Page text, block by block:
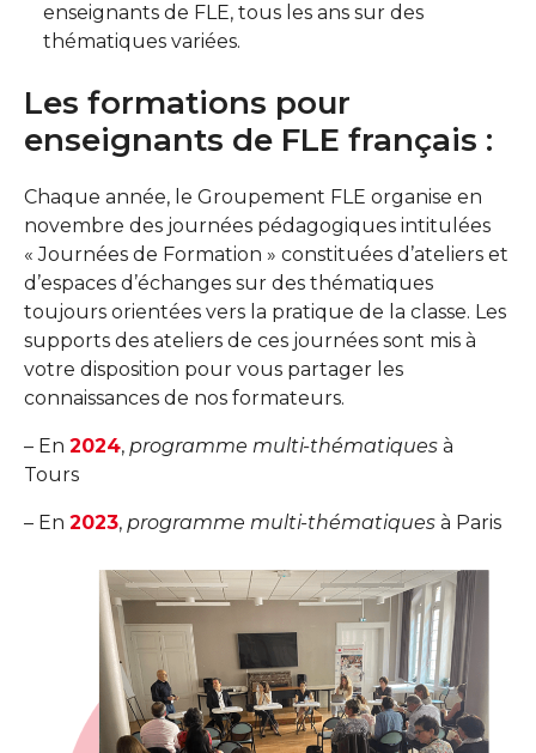
enseignants de FLE, tous les ans sur des
thématiques variées.
Les formations pour
enseignants de FLE français :
Chaque année, le Groupement FLE organise en
novembre des journées pédagogiques intitulées
« Journées de Formation » constituées d’ateliers et
d’espaces d’échanges sur des thématiques
toujours orientées vers la pratique de la classe. Les
supports des ateliers de ces journées sont mis à
votre disposition pour vous partager les
connaissances de nos formateurs.
– En 2024, programme multi-thématiques à
Tours
– En 2023, programme multi-thématiques à Paris